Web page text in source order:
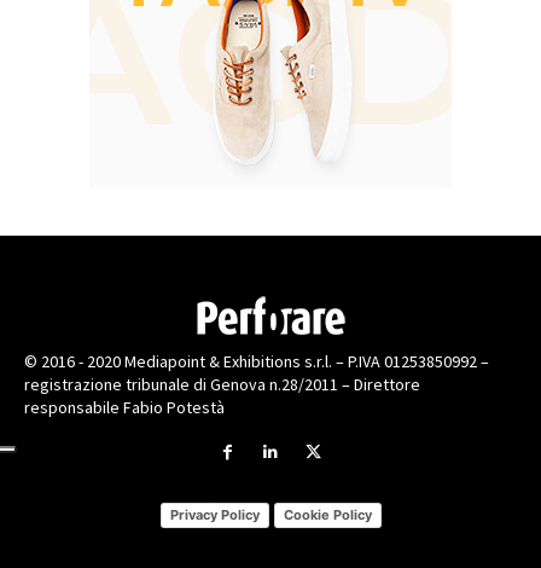
© 2016 - 2020 Mediapoint & Exhibitions s.r.l. – P.IVA 01253850992 –
registrazione tribunale di Genova n.28/2011 – Direttore
responsabile Fabio Potestà
Privacy Policy Cookie Policy